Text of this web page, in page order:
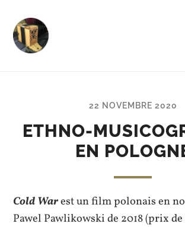
tête,
les
pieds.
22 NOVEMBRE 2020
ETHNO-
EN
Cold Warest un film polonais en
Pawel Pawlikowski de 2018 (prix